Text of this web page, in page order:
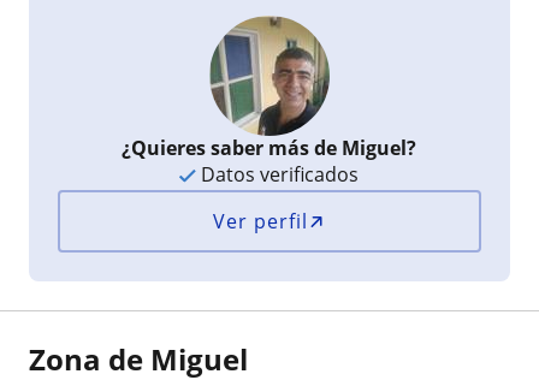
¿Quieres saber más de Miguel?
Datos verificados
Ver perfil
Zona de Miguel